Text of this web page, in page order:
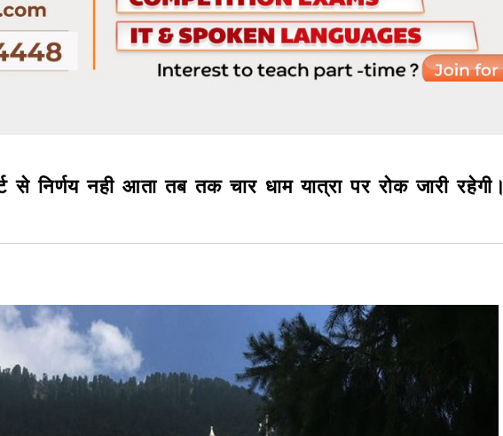
से निर्णय नही आता तब तक चार धाम यात्रा पर रोक जारी रहेगी।